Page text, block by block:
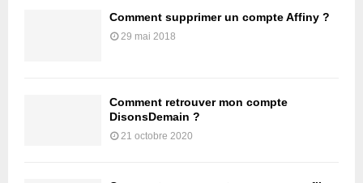
Comment supprimer un compte Affiny ?
29 mai 2018
Comment retrouver mon compte
DisonsDemain ?
21 octobre 2020